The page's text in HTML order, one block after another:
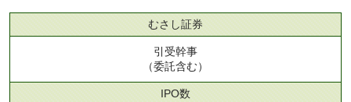
むさし証券
引受幹事
（委託含む）
IPO数